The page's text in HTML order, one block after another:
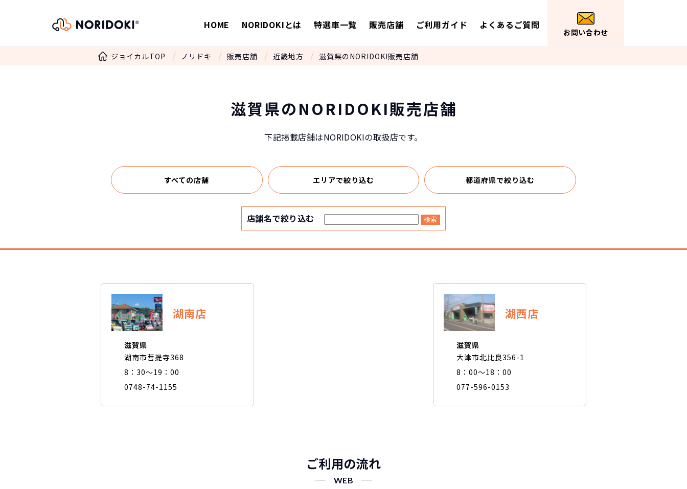
HOME NORIDOKIとは 特選車一覧 販売店舗 ご利用ガイド よくあるご質問
お問い合わせ
ジョイカルTOP ノリドキ 販売店舗 近畿地方 滋賀県のNORIDOKI販売店舗
滋賀県のNORIDOKI販売店舗
下記掲載店舗はNORIDOKIの取扱店です。
すべての店舗 エリアで絞り込む 都道府県で絞り込む
店舗名で絞り込む 検索
湖南店
滋賀県
湖南市菩提寺368
8：30～19：00
0748-74-1155
湖西店
滋賀県
大津市北比良356-1
8：00～18：00
077-596-0153
ご利用の流れ
WEB